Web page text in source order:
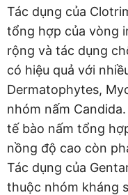
Tác dụng của
tổng hợp của vòng
rộng và tác dụng
có hiệu quả với
Dermatophytes,
nhóm nấm
tế bào nấm tổng
nồng độ cao còn
Tác dụng của
thuộc nhóm kháng